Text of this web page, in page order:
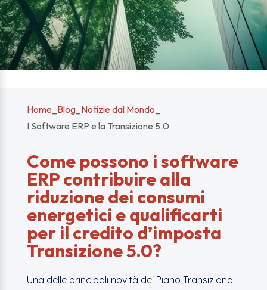
Home_ Blog_ Notizie dal Mondo
I Software ERP e la Transizione 5.0
Come possono i software
ERP contribuire alla
riduzione dei consumi
energetici e qualificarti
per il credito d’imposta
Transizione 5.0?
Una delle principali novità del Piano Transizione